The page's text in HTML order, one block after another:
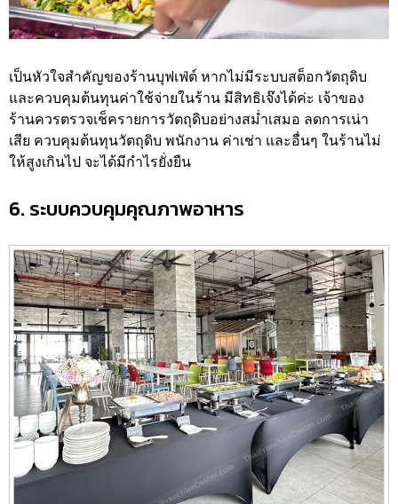
เป็นหัวใจสำคัญของร้านบุฟเฟ่ต์ หากไม่มีระบบสต็อกวัตถุดิบ
และควบคุมต้นทุนค่าใช้จ่ายในร้าน มีสิทธิเจ๊งได้ค่ะ เจ้าของ
ร้านควรตรวจเช็ครายการวัตถุดิบอย่างสม่ำเสมอ ลดการเน่า
เสีย ควบคุมต้นทุนวัตถุดิบ พนักงาน ค่าเช่า และอื่นๆ ในร้านไม่
ให้สูงเกินไป จะได้มีกำไรยั่งยืน
6. ระบบควบคุมคุณภาพอาหาร